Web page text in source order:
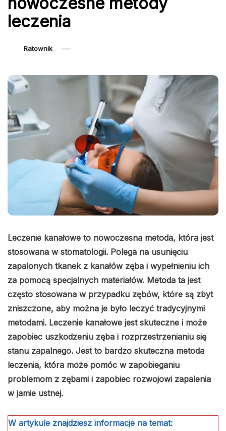
leczenia
Ratownik
Leczenie kanałowe to nowoczesna metoda, która jest
stosowana w stomatologii. Polega na usunięciu
zapalonych tkanek z kanałów zęba i wypełnieniu ich
za pomocą specjalnych materiałów. Metoda ta jest
często stosowana w przypadku zębów, które są zbyt
zniszczone, aby można je było leczyć tradycyjnymi
metodami. Leczenie kanałowe jest skuteczne i może
zapobiec uszkodzeniu zęba i rozprzestrzenianiu się
stanu zapalnego. Jest to bardzo skuteczna metoda
leczenia, która może pomóc w zapobieganiu
problemom z zębami i zapobiec rozwojowi zapalenia
w jamie ustnej.
W artykule znajdziesz informacje na temat: